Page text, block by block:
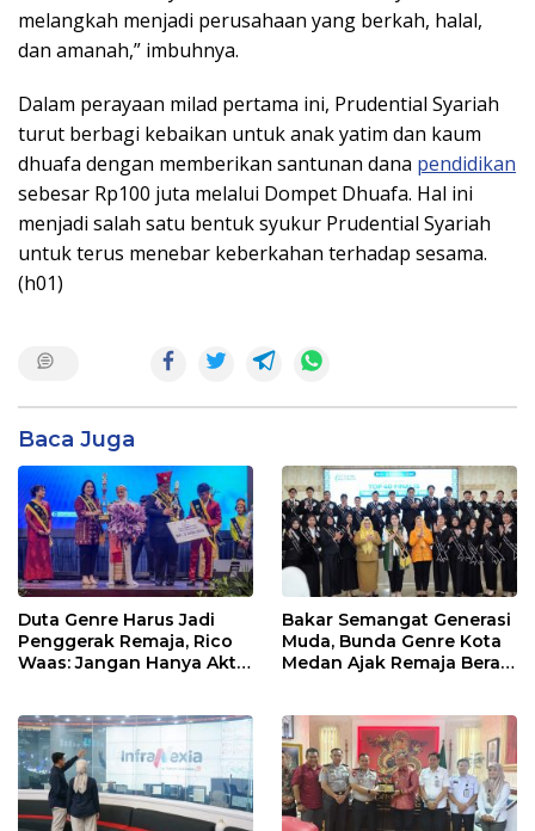
melangkah menjadi perusahaan yang berkah, halal,
dan amanah,” imbuhnya.
Dalam perayaan milad pertama ini, Prudential Syariah
turut berbagi kebaikan untuk anak yatim dan kaum
dhuafa dengan memberikan santunan dana pendidikan
sebesar Rp100 juta melalui Dompet Dhuafa. Hal ini
menjadi salah satu bentuk syukur Prudential Syariah
untuk terus menebar keberkahan terhadap sesama.
(h01)
Baca Juga
Duta Genre Harus Jadi
Penggerak Remaja, Rico
Waas: Jangan Hanya Aktif
Bakar Semangat Generasi
Muda, Bunda Genre Kota
Medan Ajak Remaja Berani